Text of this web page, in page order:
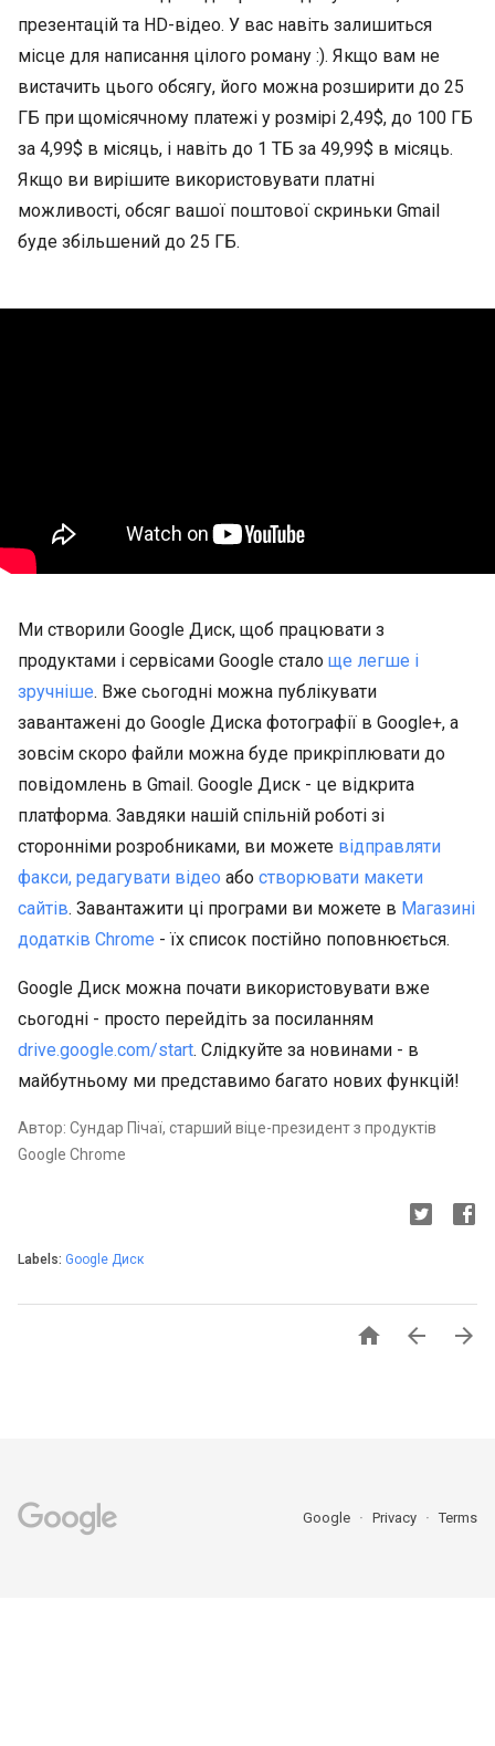
презентацій та HD-відео. У вас навіть залишиться
місце для написання цілого роману :). Якщо вам не
вистачить цього обсягу, його можна розширити до 25
ГБ при щомісячному платежі у розмірі 2,49$, до 100 ГБ
за 4,99$ в місяць, і навіть до 1 ТБ за 49,99$ в місяць.
Якщо ви вирішите використовувати платні
можливості, обсяг вашої поштової скриньки Gmail
буде збільшений до 25 ГБ.
Ми створили Google Диск, щоб працювати з
продуктами і сервісами Google стало ще легше і
зручніше. Вже сьогодні можна публікувати
завантажені до Google Диска фотографії в Google+, а
зовсім скоро файли можна буде прикріплювати до
повідомлень в Gmail. Google Диск - це відкрита
платформа. Завдяки нашій спільній роботі зі
сторонніми розробниками, ви можете відправляти
факси, редагувати відео або створювати макети
сайтів. Завантажити ці програми ви можете в Магазині
додатків Chrome - їх список постійно поповнюється.
Google Диск можна почати використовувати вже
сьогодні - просто перейдіть за посиланням
drive.google.com/start. Слідкуйте за новинами - в
майбутньому ми представимо багато нових функцій!
Автор: Сундар Пічаї, старший віце-президент з продуктів
Google Chrome
Labels: Google Диск
  
Google Privacy Terms